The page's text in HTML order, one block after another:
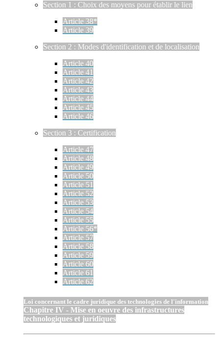
Section 1 : Choix des moyens pour établir le lien
Article 38*
Article 39
Section 2 : Modes d'identification et de localisation
Article 40
Article 41
Article 42
Article 43
Article 44
Article 45
Article 46
Section 3 : Certification
Article 47
Article 48
Article 49
Article 50
Article 51
Article 52
Article 53
Article 54
Article 55
Article 56*
Article 57
Article 58
Article 59
Article 60
Article 61
Article 62
Loi concernant le cadre juridique des technologies de l'information
Chapitre IV - Mise en oeuvre des infrastructures
technologiques et juridiques